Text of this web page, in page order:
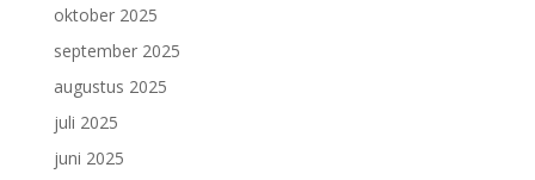
oktober 2025
september 2025
augustus 2025
juli 2025
juni 2025